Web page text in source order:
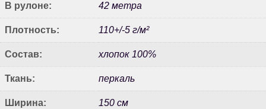
В рулоне: 42 метра
Плотность: 110+/-5 г/м²
Состав: хлопок 100%
Ткань: перкаль
Ширина: 150 см